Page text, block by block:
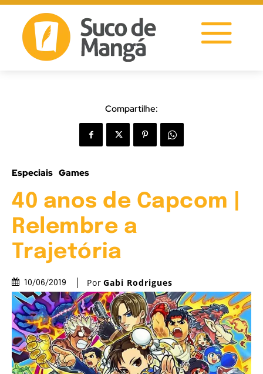
Compartilhe:
Especiais Games
40 anos de Capcom |
Relembre a
Trajetória
10/06/2019 Por Gabi Rodrigues